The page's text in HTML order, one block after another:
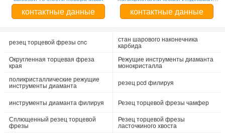
контактные данные
поворачивая
контактные данные
резец торцевой фрезы cnc стан шарового наконечника
карбида
Округленная торцевая фреза
края
Режущие инструменты диаманта
монокристалла
поликристаллические режущие
инструменты диаманта резец pcd филируя
инструменты диаманта филируя
Резец торцевой фрезы чамфер
Сплющенный резец торцевой
фрезы
Резец торцевой фрезы
ласточкиного хвоста